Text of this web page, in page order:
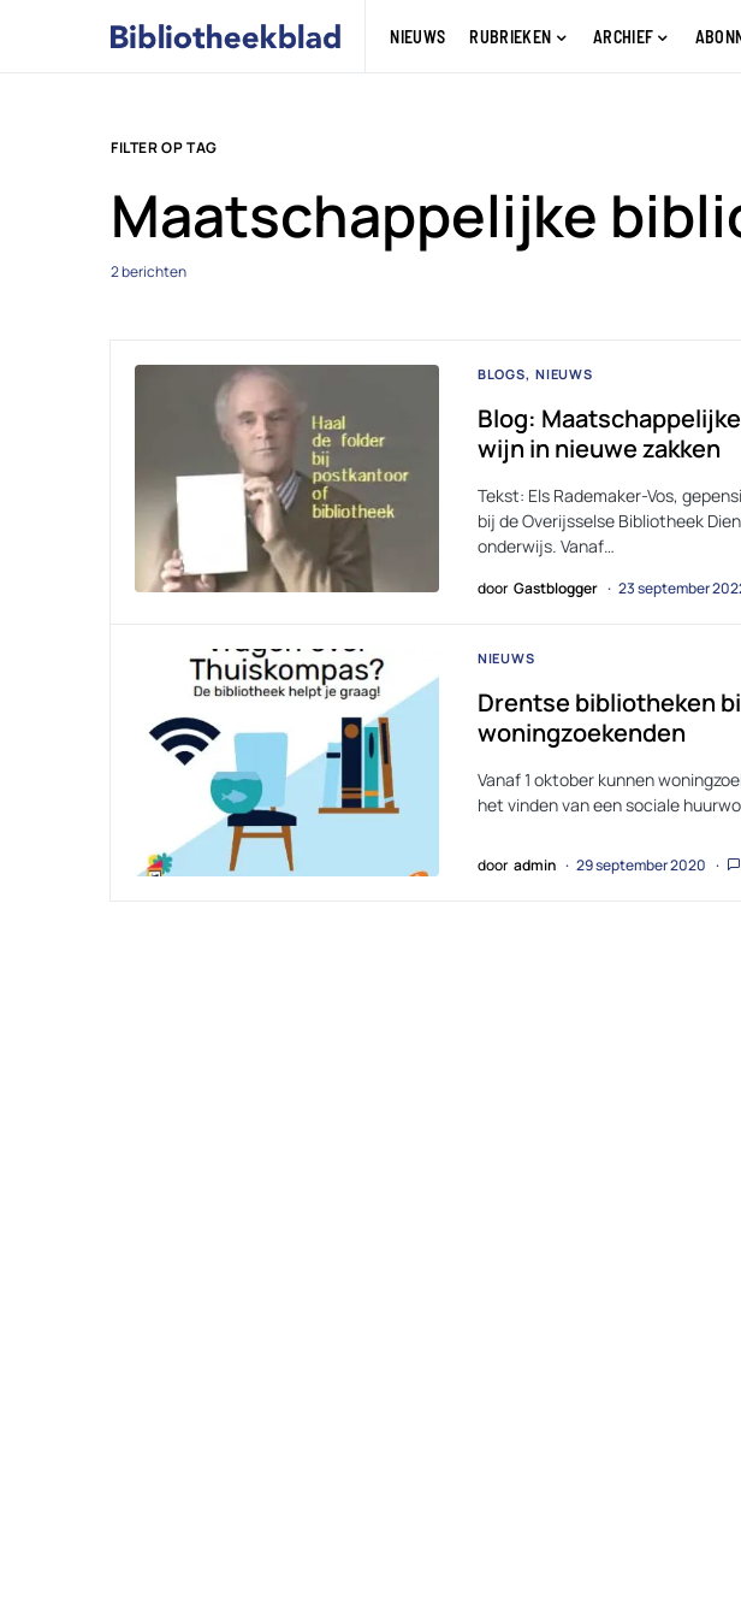
NIEUWS RUBRIEKEN ARCHIEF
FILTER OP TAG
Maatschappelijke
2 berichten
BLOGS NIEUWS
Blog:
wijn in nieuwe zakken
Tekst: Els Rademaker-Vos,
bij de Overijsselse Bibliotheek
onderwijs. Vanaf…
door Gastblogger 23 september
NIEUWS
Drentse bibliotheken
woningzoekenden
Vanaf 1 oktober kunnen
het vinden van een sociale
door admin 29 september 2020